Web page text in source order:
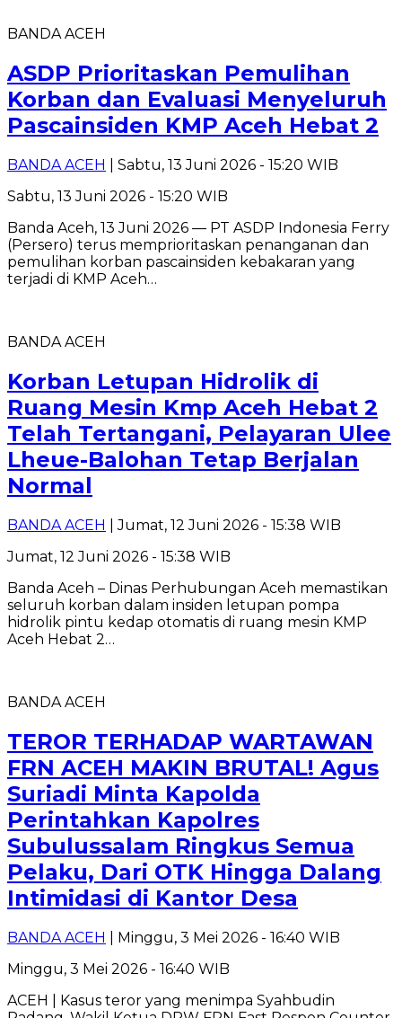
BANDA ACEH
ASDP Prioritaskan Pemulihan
Korban dan Evaluasi Menyeluruh
Pascainsiden KMP Aceh Hebat 2
BANDA ACEH
| Sabtu, 13 Juni 2026 - 15:20 WIB
Sabtu, 13 Juni 2026 - 15:20 WIB
Banda Aceh, 13 Juni 2026 — PT ASDP Indonesia Ferry
(Persero) terus memprioritaskan penanganan dan
pemulihan korban pascainsiden kebakaran yang
terjadi di KMP Aceh…
BANDA ACEH
Korban Letupan Hidrolik di
Ruang Mesin Kmp Aceh Hebat 2
Telah Tertangani, Pelayaran Ulee
Lheue-Balohan Tetap Berjalan
Normal
BANDA ACEH
| Jumat, 12 Juni 2026 - 15:38 WIB
Jumat, 12 Juni 2026 - 15:38 WIB
Banda Aceh – Dinas Perhubungan Aceh memastikan
seluruh korban dalam insiden letupan pompa
hidrolik pintu kedap otomatis di ruang mesin KMP
Aceh Hebat 2…
BANDA ACEH
TEROR TERHADAP WARTAWAN
FRN ACEH MAKIN BRUTAL! Agus
Suriadi Minta Kapolda
Perintahkan Kapolres
Subulussalam Ringkus Semua
Pelaku, Dari OTK Hingga Dalang
Intimidasi di Kantor Desa
BANDA ACEH
| Minggu, 3 Mei 2026 - 16:40 WIB
Minggu, 3 Mei 2026 - 16:40 WIB
ACEH | Kasus teror yang menimpa Syahbudin